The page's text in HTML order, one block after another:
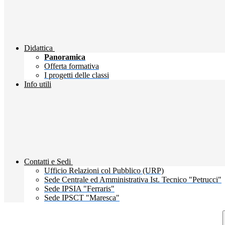
Didattica
Panoramica
Offerta formativa
I progetti delle classi
Info utili
Contatti e Sedi
Ufficio Relazioni col Pubblico (URP)
Sede Centrale ed Amministrativa Ist. Tecnico "Petrucci"
Sede IPSIA "Ferraris"
Sede IPSCT "Maresca"